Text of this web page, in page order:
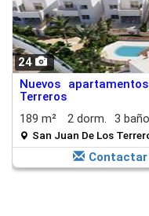
24
Nuevos
Terreros
189 m²
2 dorm. 3
San Juan De Los
Contactar